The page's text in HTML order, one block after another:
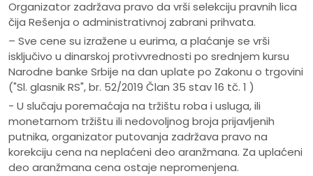
Organizator zadržava pravo da vrši selekciju pravnih lica
čija Rešenja o administrativnoj zabrani prihvata.
– Sve cene su izražene u eurima, a plaćanje se vrši
isključivo u dinarskoj protivvrednosti po srednjem kursu
Narodne banke Srbije na dan uplate po Zakonu o trgovini
("Sl. glasnik RS", br. 52/2019 Član 35 stav 16 tč. 1 )
- U slučaju poremaćaja na tržištu roba i usluga, ili
monetarnom tržištu ili nedovoljnog broja prijavljenih
putnika, organizator putovanja zadržava pravo na
korekciju cena na neplaćeni deo aranžmana. Za uplaćeni
deo aranžmana cena ostaje nepromenjena.